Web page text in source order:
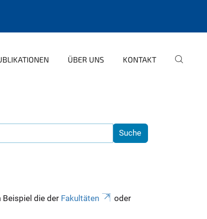
ÜBER UNS KONTAKT
Beispiel die der Fakultäten
oder